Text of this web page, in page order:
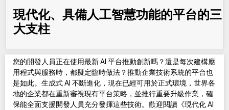
現代化、具備人工智慧功能的平台的三
大支柱
您的開發人員正在使用最新 AI 平台推動創新嗎？還是每次建構應
用程式與服務時，都擬定臨時做法？推動企業技術系統的平台也
是如此。生成式 AI 不斷進化，現在已經可用於正式環境，世界各
地的企業都在重新審視現有平台策略，並推行重要升級作業，確
保能全面支援開發人員充分發揮這些技術。歡迎閱讀《現代化 AI